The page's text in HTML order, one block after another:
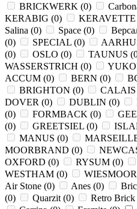
BRICKWERK (0)
KERABIG (0)
Salina (0) Space (0)
(0) SPECIAL (0)
(0) OSLO (0) TAUNUS (
WASSERSTRICH (0)
ACCUM (0) BERN (0)
BRIGHTON (0) CALAIS
DOVER (0) DUBLIN (0)
(0) FORMBACK (0)
(0) GREETSIEL (0)
MANUS (0)
MOORBRAND (0)
OXFORD (0) RYSUM (0)
WESTHAM (0) WIESMOOR
Air Stone (0) Anes (0)
(0) Quarzit (0) Retro Brick